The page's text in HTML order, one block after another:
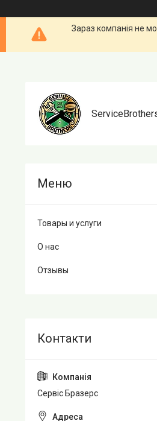
Зараз компанія не
Товары и услуги
О нас
Отзывы
Сервіс Бразерс